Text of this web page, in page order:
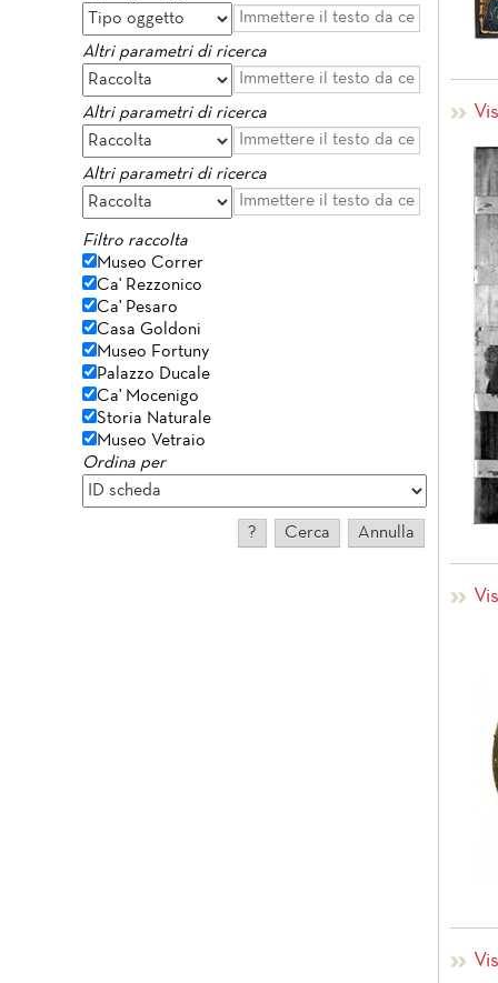
Altri parametri di ricerca
Altri parametri di ricerca
Altri parametri di ricerca
Filtro raccolta
Museo Correr
Ca' Rezzonico
Ca' Pesaro
Casa Goldoni
Museo Fortuny
Palazzo Ducale
Ca' Mocenigo
Storia Naturale
Museo Vetraio
Ordina per